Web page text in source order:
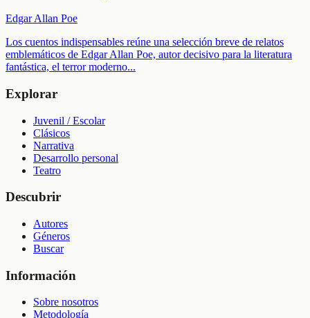
Edgar Allan Poe
Los cuentos indispensables reúne una selección breve de relatos
emblemáticos de Edgar Allan Poe, autor decisivo para la literatura
fantástica, el terror moderno...
Explorar
Juvenil / Escolar
Clásicos
Narrativa
Desarrollo personal
Teatro
Descubrir
Autores
Géneros
Buscar
Información
Sobre nosotros
Metodología